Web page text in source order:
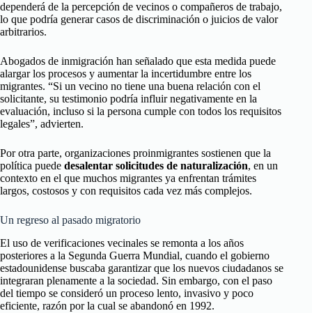
dependerá de la percepción de vecinos o compañeros de trabajo,
lo que podría generar casos de discriminación o juicios de valor
arbitrarios.
Abogados de inmigración han señalado que esta medida puede
alargar los procesos y aumentar la incertidumbre entre los
migrantes. “Si un vecino no tiene una buena relación con el
solicitante, su testimonio podría influir negativamente en la
evaluación, incluso si la persona cumple con todos los requisitos
legales”, advierten.
Por otra parte, organizaciones proinmigrantes sostienen que la
política puede desalentar solicitudes de naturalización, en un
contexto en el que muchos migrantes ya enfrentan trámites
largos, costosos y con requisitos cada vez más complejos.
Un regreso al pasado migratorio
El uso de verificaciones vecinales se remonta a los años
posteriores a la Segunda Guerra Mundial, cuando el gobierno
estadounidense buscaba garantizar que los nuevos ciudadanos se
integraran plenamente a la sociedad. Sin embargo, con el paso
del tiempo se consideró un proceso lento, invasivo y poco
eficiente, razón por la cual se abandonó en 1992.